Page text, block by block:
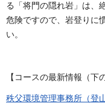
る「将門の隠れ岩」は、
危険ですので、岩登りに
い。
【コースの最新情報（下
秩父環境管理事務所（登